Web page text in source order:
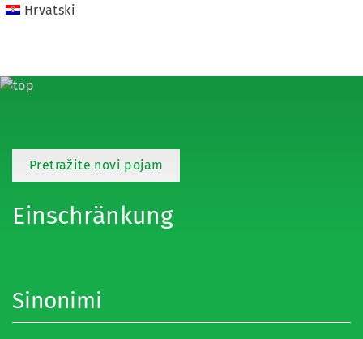
Hrvatski
Pretražite novi pojam
Einschränkung
Sinonimi